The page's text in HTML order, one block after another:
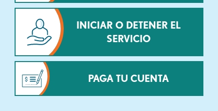
INICIAR O DETENER EL
SERVICIO
PAGA TU CUENTA